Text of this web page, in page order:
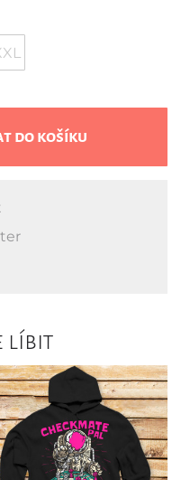
do košíku
líbit